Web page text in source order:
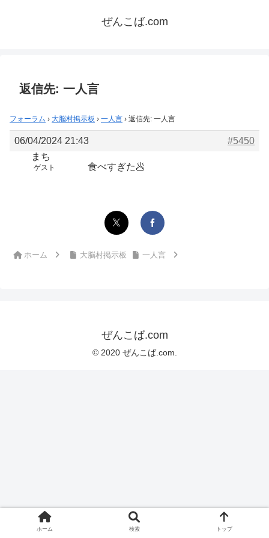
ぜんこば.com
返信先: 一人言
フォーラム › 大脳村掲示板 › 一人言 › 返信先: 一人言
06/04/2024 21:43
#5450
まち
ゲスト 食べすぎた🥟
ホーム 大脳村掲示板 一人言
ぜんこば.com
© 2020 ぜんこば.com.
ホーム 検索 トップ